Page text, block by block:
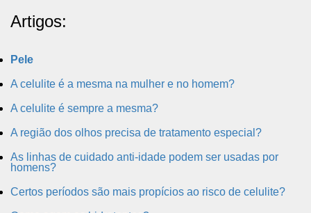
Artigos:
Pele
A celulite é a mesma na mulher e no homem?
A celulite é sempre a mesma?
A região dos olhos precisa de tratamento especial?
As linhas de cuidado anti-idade podem ser usadas por
homens?
Certos períodos são mais propícios ao risco de celulite?